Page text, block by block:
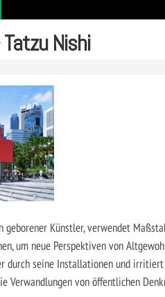
Nishi
geborener Künstler, verwendet
um neue Perspektiven von
seine Installationen und irritiert
Verwandlungen von öffentlichen